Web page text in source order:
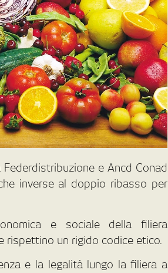
e Ancd Conad
inverse al doppio ribasso per
e sociale della filiera
rispettino un rigido codice etico.
e la legalità lungo la filiera a